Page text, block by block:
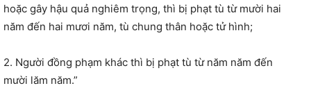
hoặc gây hậu quả nghiêm trọng, thì bị phạt tù từ mười hai
năm đến hai mươi năm, tù chung thân hoặc tử hình;
2. Người đồng phạm khác thì bị phạt tù từ năm năm đến
mười lăm năm.”